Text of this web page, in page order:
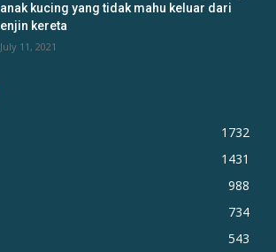
anak kucing yang tidak mahu keluar dari
enjin kereta
July 11, 2021
1732
1431
988
734
543